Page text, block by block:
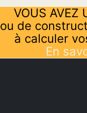
VOUS AVEZ
de
à calculer
En